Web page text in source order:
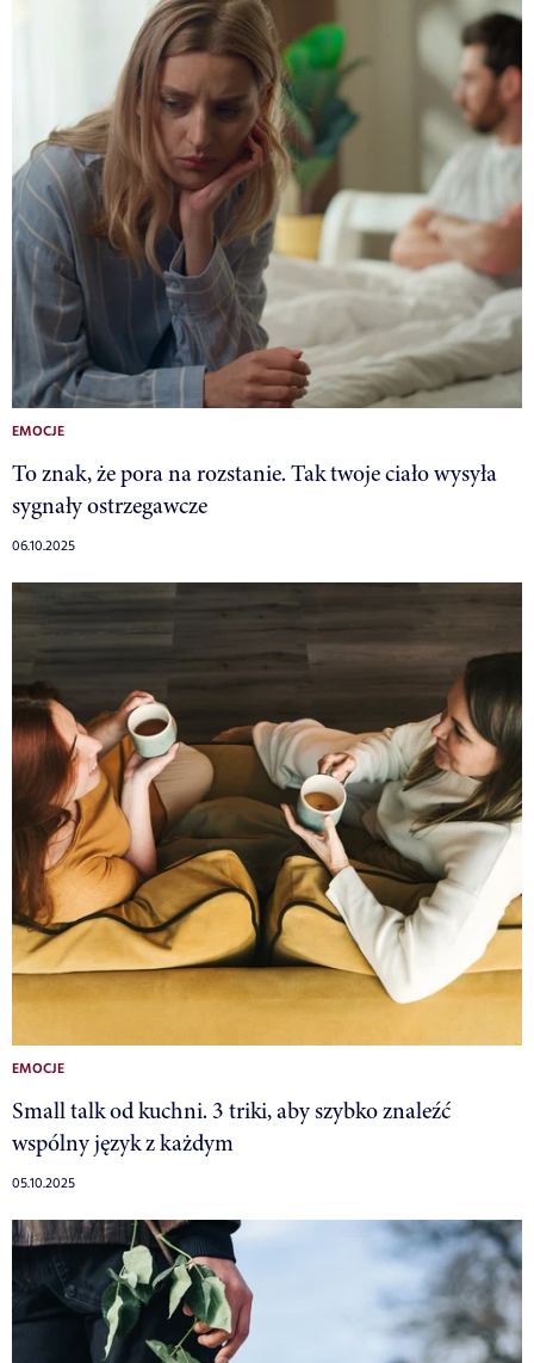
EMOCJE
To znak, że pora na rozstanie. Tak twoje ciało wysyła
sygnały ostrzegawcze
06.10.2025
EMOCJE
Small talk od kuchni. 3 triki, aby szybko znaleźć
wspólny język z każdym
05.10.2025